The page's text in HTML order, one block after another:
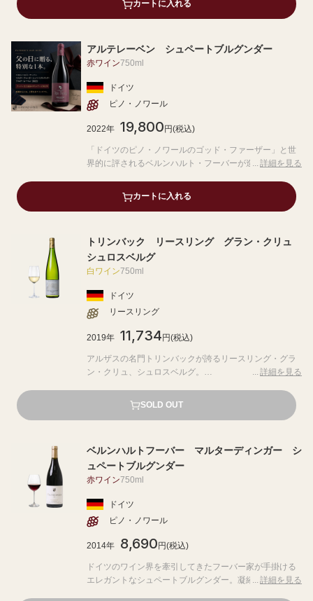
レッシュな果実味と上品な甘み、ほどよい酸味が心地よ
カートに入れる
アルテレーベン シュペートブルグンダー
赤ワイン750ml
ドイツ
ピノ・ノワール
2022年 19,800 円(税込)
「ドイツのピノ・ノワールのゴッド・ファーザー」と世
界的に評されるベルンハルト・フーバーが造り出すシュ
熟期の早い時期に収穫することで、バーデンのテロワー
ルからくる繊細さと複雑さを強調するとともに、新樽の
詳細を見る
カートに入れる
トリンバック リースリング グラン・クリュ
シュロスベルグ
白ワイン750ml
ドイツ
リースリング
2019年 11,734円(税込)
アルザスの名門トリンバックが誇るリースリング・グラ
ン・クリュ、シュロスベルグ。
石灰岩の土壌が生むミネラル感が、独自の魅力を引き立
詳細を見る
SOLD OUT
ベルンハルトフーバー マルターディンガー シ
ュペートブルグンダー
赤ワイン750ml
ドイツ
ピノ・ノワール
2014年 8,690 円(税込)
ドイツのワイン界を牽引してきたフーバー家が手掛ける
エレガントなシュペートブルグンダー。凝縮感のある果
詳細を見る